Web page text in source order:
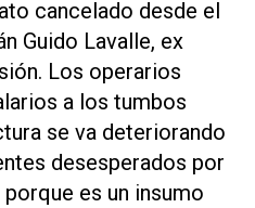
cancelado desde el
Guido Lavalle, ex
Los operarios
a los tumbos
se va deteriorando
desesperados por
es un insumo